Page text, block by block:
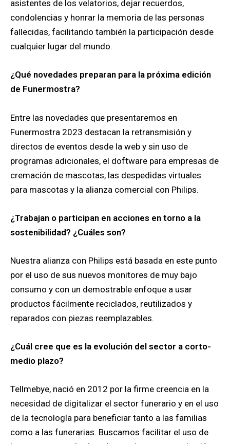
asistentes de los velatorios, dejar recuerdos,
condolencias y honrar la memoria de las personas
fallecidas, facilitando también la participación desde
cualquier lugar del mundo.
¿Qué novedades preparan para la próxima edición
de Funermostra?
Entre las novedades que presentaremos en
Funermostra 2023 destacan la retransmisión y
directos de eventos desde la web y sin uso de
programas adicionales, el doftware para empresas de
cremación de mascotas, las despedidas virtuales
para mascotas y la alianza comercial con Philips.
¿Trabajan o participan en acciones en torno a la
sostenibilidad? ¿Cuáles son?
Nuestra alianza con Philips está basada en este punto
por el uso de sus nuevos monitores de muy bajo
consumo y con un demostrable enfoque a usar
productos fácilmente reciclados, reutilizados y
reparados con piezas reemplazables.
¿Cuál cree que es la evolución del sector a corto-
medio plazo?
Tellmebye, nació en 2012 por la firme creencia en la
necesidad de digitalizar el sector funerario y en el uso
de la tecnología para beneficiar tanto a las familias
como a las funerarias. Buscamos facilitar el uso de